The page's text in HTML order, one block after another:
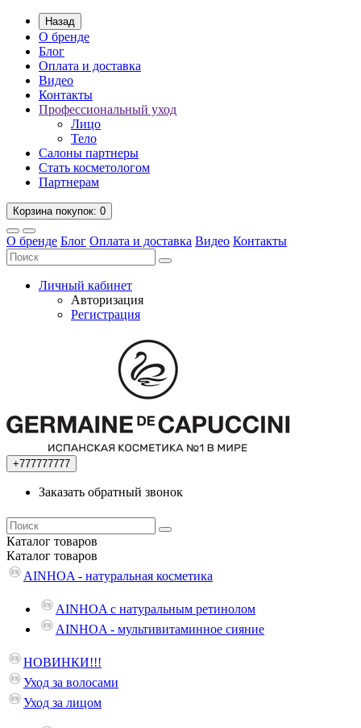
Назад
О бренде
Блог
Оплата и доставка
Видео
Контакты
Профессиональный уход
Лицо
Тело
Салоны партнеры
Стать косметологом
Партнерам
Корзинапокупок: 0
О бренде Блог Оплата и доставка Видео Контакты
Личный кабинет
Авторизация
Регистрация
+777777777
Заказать обратный звонок
Каталог товаров
Каталог товаров
AINHOA - натуральная косметика
AINHOA с натуральным ретинолом
AINHOA - мультивитаминное сияние
НОВИНКИ!!!
Уход за волосами
Уход за лицом